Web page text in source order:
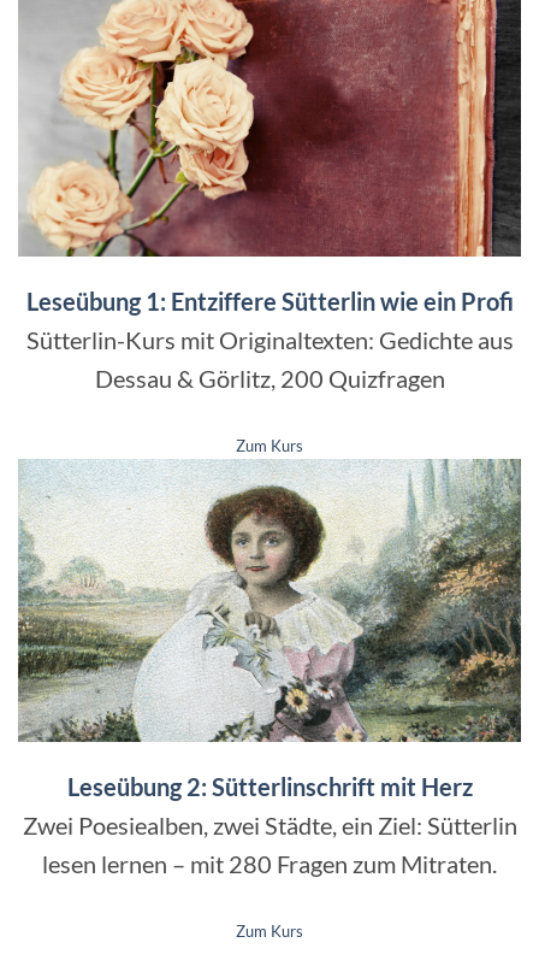
Leseübung 1: Entziffere Sütterlin wie ein Profi
Sütterlin-Kurs mit Originaltexten: Gedichte aus
Dessau & Görlitz, 200 Quizfragen
Zum Kurs
Leseübung 2: Sütterlinschrift mit Herz
Zwei Poesiealben, zwei Städte, ein Ziel: Sütterlin
lesen lernen – mit 280 Fragen zum Mitraten.
Zum Kurs